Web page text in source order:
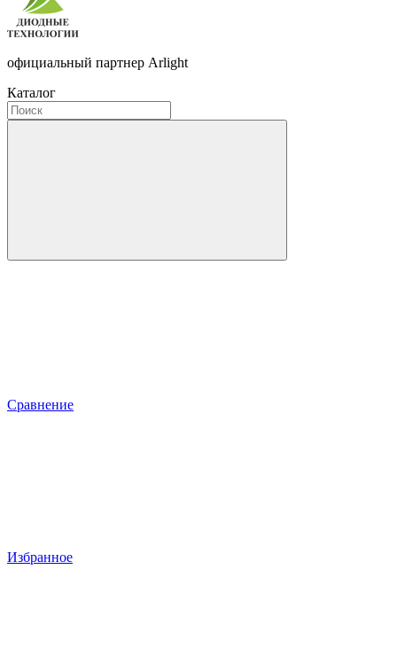
официальный партнер Arlight
Каталог
Сравнение
Избранное